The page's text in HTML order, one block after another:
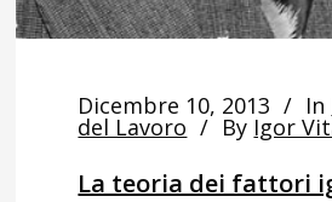
Dicembre 10, 2013 In
del Lavoro By Igor
La teoria dei fattori